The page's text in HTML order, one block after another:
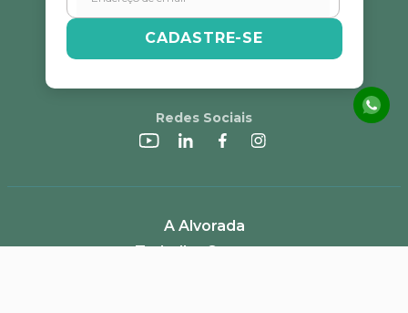
CADASTRE-SE
Redes Sociais
A Alvorada
Trabalhe Conosco